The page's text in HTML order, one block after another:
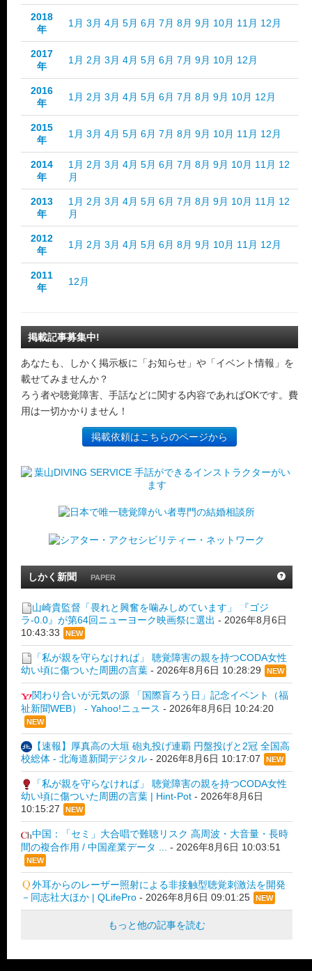
2018
年
1月 3月 4月 5月 6月 7月 8月 9月 10月 11月 12月
2017
年
1月 2月 3月 4月 5月 6月 7月 9月 10月 12月
2016
年
1月 2月 3月 4月 5月 6月 7月 8月 9月 10月 12月
2015
年
1月 3月 4月 5月 6月 7月 8月 9月 10月 11月 12月
2014
年
1月 2月 3月 4月 5月 6月 7月 8月 9月 10月 11月 12
月
2013
年
1月 2月 3月 4月 5月 6月 7月 8月 9月 10月 11月 12
月
2012
年
1月 2月 3月 4月 5月 6月 8月 9月 10月 11月 12月
2011
年
12月
掲載記事募集中!
あなたも、しかく掲示板に「お知らせ」や「イベント情報」を
載せてみませんか？
ろう者や聴覚障害、手話などに関する内容であればOKです。費
用は一切かかりません！
掲載依頼はこちらのページから
しかく新聞 PAPER
山崎貴監督「畏れと興奮を噛みしめています」 『ゴジ
ラ-0.0』が第64回ニューヨーク映画祭に選出 - 2026年8月6日
10:43:33
NEW
「私が親を守らなければ」 聴覚障害の親を持つCODA女性
幼い頃に傷ついた周囲の言葉 - 2026年8月6日 10:28:29 NEW
関わり合いが元気の源 「国際盲ろう日」記念イベント（福
祉新聞WEB） - Yahoo!ニュース - 2026年8月6日 10:24:20
NEW
【速報】厚真高の大垣 砲丸投げ連覇 円盤投げと2冠 全国高
校総体 - 北海道新聞デジタル - 2026年8月6日 10:17:07 NEW
「私が親を守らなければ」 聴覚障害の親を持つCODA女性
幼い頃に傷ついた周囲の言葉 | Hint-Pot - 2026年8月6日
10:15:27
NEW
中国：「セミ」大合唱で難聴リスク 高周波・大音量・長時
間の複合作用 / 中国産業データ ...
- 2026年8月6日 10:03:51
NEW
外耳からのレーザー照射による非接触型聴覚刺激法を開発
－同志社大ほか | QLifePro - 2026年8月6日 09:01:25 NEW
もっと他の記事を読む